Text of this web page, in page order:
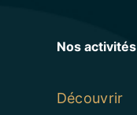
Nos activités
Découvrir